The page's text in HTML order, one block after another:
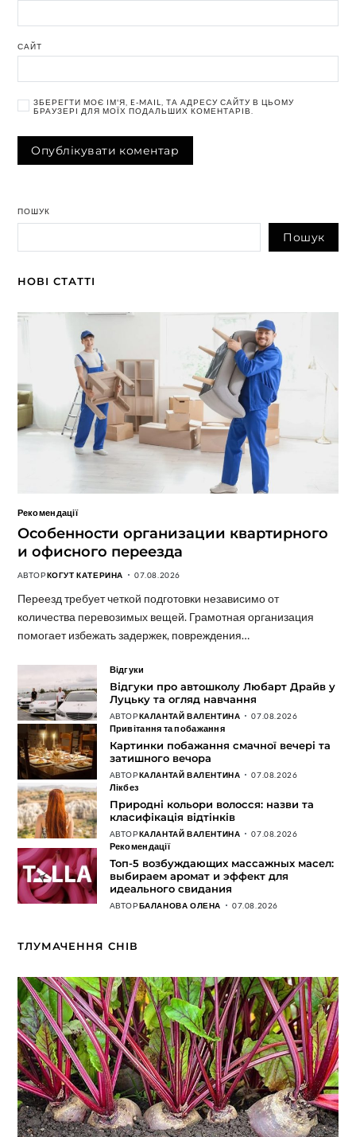
САЙТ
ЗБЕРЕГТИ МОЄ ІМ'Я, E-MAIL, ТА АДРЕСУ САЙТУ В ЦЬОМУ
БРАУЗЕРІ ДЛЯ МОЇХ ПОДАЛЬШИХ КОМЕНТАРІВ.
ПОШУК
Пошук
НОВІ СТАТТІ
Рекомендації
Особенности организации квартирного
и офисного переезда
АВТОРКОГУТ КАТЕРИНА 07.08.2026
Переезд требует четкой подготовки независимо от
количества перевозимых вещей. Грамотная организация
помогает избежать задержек, повреждения…
Відгуки
Відгуки про автошколу Любарт Драйв у
Луцьку та огляд навчання
АВТОРКАЛАНТАЙ ВАЛЕНТИНА 07.08.2026
Привітання та побажання
Картинки побажання смачної вечері та
затишного вечора
АВТОРКАЛАНТАЙ ВАЛЕНТИНА 07.08.2026
Лікбез
Природні кольори волосся: назви та
класифікація відтінків
АВТОРКАЛАНТАЙ ВАЛЕНТИНА 07.08.2026
Рекомендації
Топ-5 возбуждающих массажных масел:
выбираем аромат и эффект для
идеального свидания
АВТОРБАЛАНОВА ОЛЕНА 07.08.2026
ТЛУМАЧЕННЯ СНІВ